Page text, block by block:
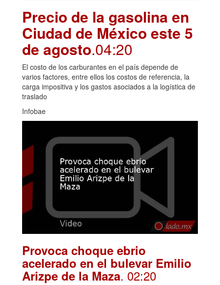
Precio de la gasolina en
Ciudad de México este 5
de agosto.04:20
El costo de los carburantes en el país depende de
varios factores, entre ellos los costos de referencia, la
carga impositiva y los gastos asociados a la logística de
traslado
Infobae
Provoca choque ebrio
acelerado en el bulevar Emilio
Arizpe de la Maza. 02:20